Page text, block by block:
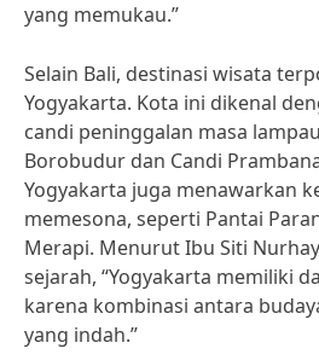
yang memukau.”
Selain Bali, destinasi wisata
Yogyakarta. Kota ini dikenal
candi peninggalan masa
Borobudur dan Candi
Yogyakarta juga menawarkan
memesona, seperti Pantai
Merapi. Menurut Ibu Siti
sejarah, “Yogyakarta memiliki
karena kombinasi antara
yang indah.”